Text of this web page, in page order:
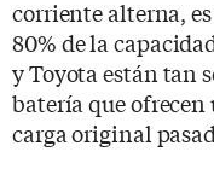
corriente alterna,
80% de la
y Toyota están tan
batería que ofrecen
carga original